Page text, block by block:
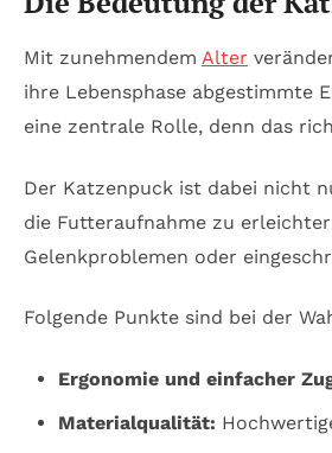
Mit zunehmendem Alter
ihre Lebensphase abgestimmte
eine zentrale Rolle, denn das
Der Katzenpuck ist dabei nicht
die Futteraufnahme zu
Gelenkproblemen oder
Folgende Punkte sind bei der
Ergonomie und einfacher
Materialqualität: